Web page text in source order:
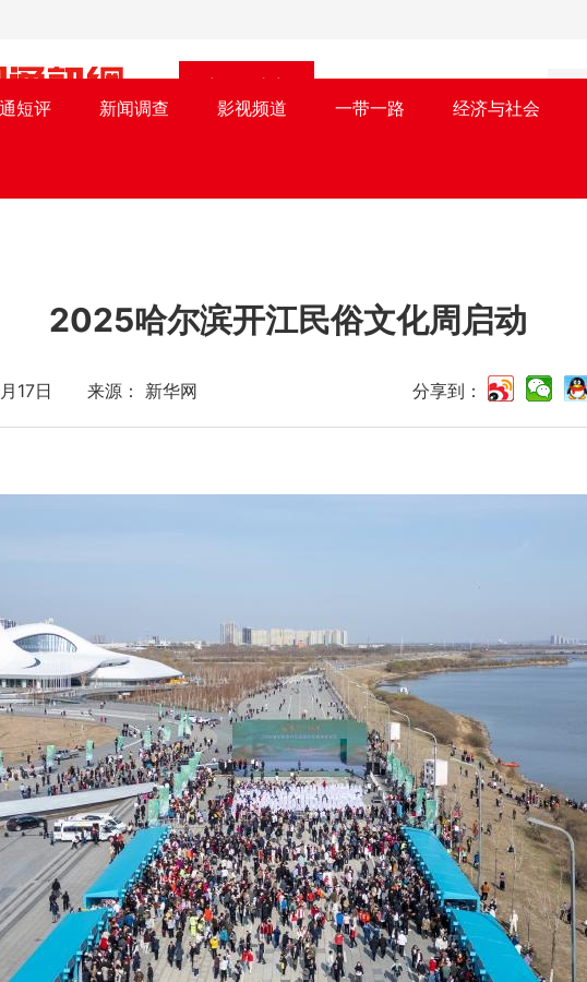
短评 新闻调查 影视频道 一带一路 经济与社会
2025哈尔滨开江民俗文化周启动
月17日 来源： 新华网 分享到：